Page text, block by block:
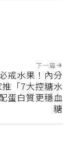
下一篇
戒水果！內分
「7大控糖水
蛋白質更穩血
糖